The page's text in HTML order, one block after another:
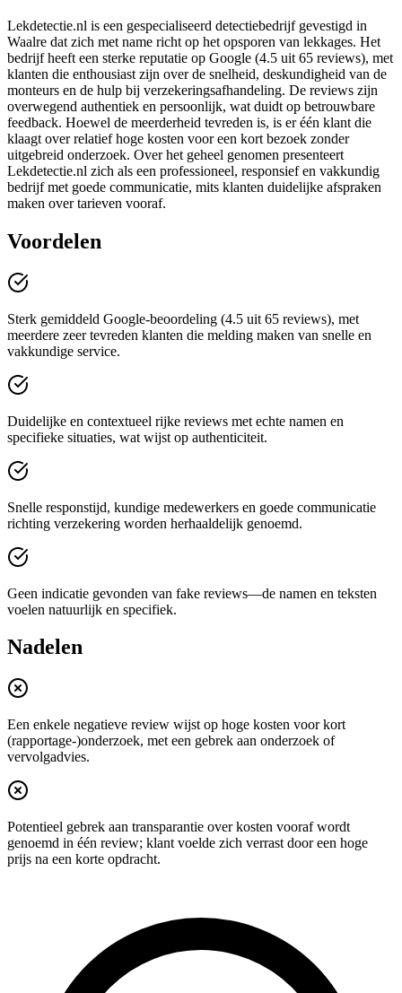
Lekdetectie.nl is een gespecialiseerd detectiebedrijf gevestigd in
Waalre dat zich met name richt op het opsporen van lekkages. Het
bedrijf heeft een sterke reputatie op Google (4.5 uit 65 reviews), met
klanten die enthousiast zijn over de snelheid, deskundigheid van de
monteurs en de hulp bij verzekeringsafhandeling. De reviews zijn
overwegend authentiek en persoonlijk, wat duidt op betrouwbare
feedback. Hoewel de meerderheid tevreden is, is er één klant die
klaagt over relatief hoge kosten voor een kort bezoek zonder
uitgebreid onderzoek. Over het geheel genomen presenteert
Lekdetectie.nl zich als een professioneel, responsief en vakkundig
bedrijf met goede communicatie, mits klanten duidelijke afspraken
maken over tarieven vooraf.
Voordelen
Sterk gemiddeld Google-beoordeling (4.5 uit 65 reviews), met
meerdere zeer tevreden klanten die melding maken van snelle en
vakkundige service.
Duidelijke en contextueel rijke reviews met echte namen en
specifieke situaties, wat wijst op authenticiteit.
Snelle responstijd, kundige medewerkers en goede communicatie
richting verzekering worden herhaaldelijk genoemd.
Geen indicatie gevonden van fake reviews—de namen en teksten
voelen natuurlijk en specifiek.
Nadelen
Een enkele negatieve review wijst op hoge kosten voor kort
(rapportage-)onderzoek, met een gebrek aan onderzoek of
vervolgadvies.
Potentieel gebrek aan transparantie over kosten vooraf wordt
genoemd in één review; klant voelde zich verrast door een hoge
prijs na een korte opdracht.